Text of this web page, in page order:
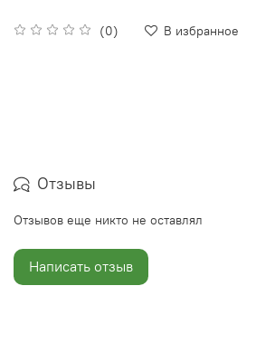
(0) В избранное
Отзывы
Отзывов еще никто не оставлял
Написать отзыв